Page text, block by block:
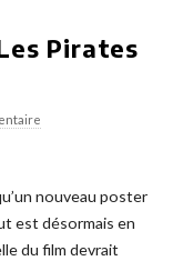
Pirates
nouveau poster
est désormais en
du film devrait